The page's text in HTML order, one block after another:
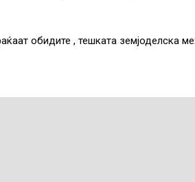
обидите , тешката земјоделска